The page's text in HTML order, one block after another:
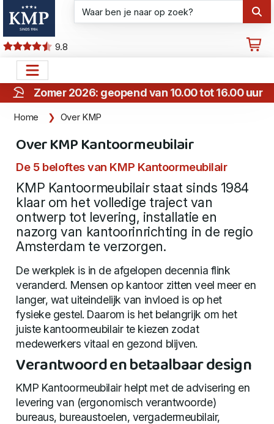
9.8
Zomer 2026: geopend van 10.00 tot 16.00 uur
Home Over KMP
Over KMP Kantoormeubilair
De 5 beloftes van KMP Kantoormeubilair
KMP Kantoormeubilair staat sinds 1984
klaar om het volledige traject van
ontwerp tot levering, installatie en
nazorg van kantoorinrichting in de regio
Amsterdam te verzorgen.
De werkplek is in de afgelopen decennia flink
veranderd. Mensen op kantoor zitten veel meer en
langer, wat uiteindelijk van invloed is op het
fysieke gestel. Daarom is het belangrijk om het
juiste kantoormeubilair te kiezen zodat
medewerkers vitaal en gezond blijven.
Verantwoord en betaalbaar design
KMP Kantoormeubilair helpt met de advisering en
levering van (ergonomisch verantwoorde)
bureaus, bureaustoelen, vergadermeubilair,